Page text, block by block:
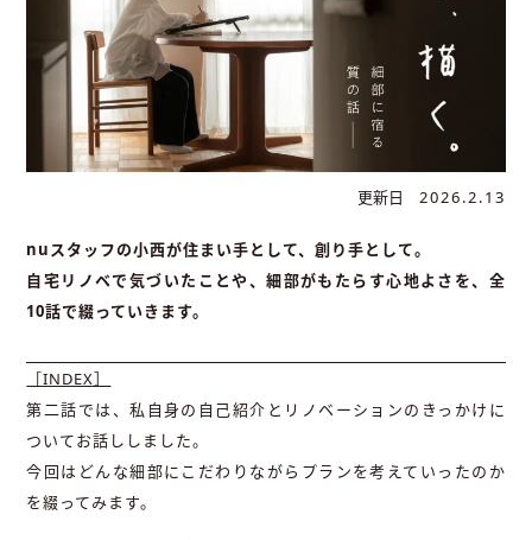
更新日 2026.2.13
nuスタッフの小西が住まい手として、創り手として。
自宅リノベで気づいたことや、細部がもたらす心地よさを、全
10話で綴っていきます。
［INDEX］
第二話では、私自身の自己紹介とリノベーションのきっかけに
ついてお話ししました。
今回はどんな細部にこだわりながらプランを考えていったのか
を綴ってみます。